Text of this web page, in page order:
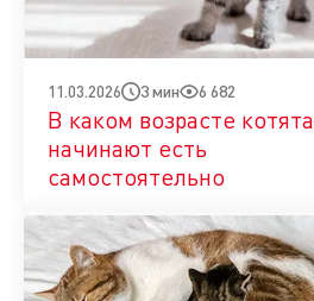
11.03.2026 3 мин 6 682
В каком возрасте котята
начинают есть
самостоятельно